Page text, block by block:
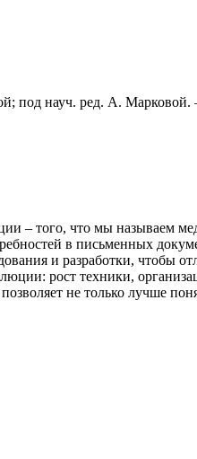
под науч. ред. А.
– того, что мы называем
в письменных
и разработки, чтобы
рост техники,
не только лучше